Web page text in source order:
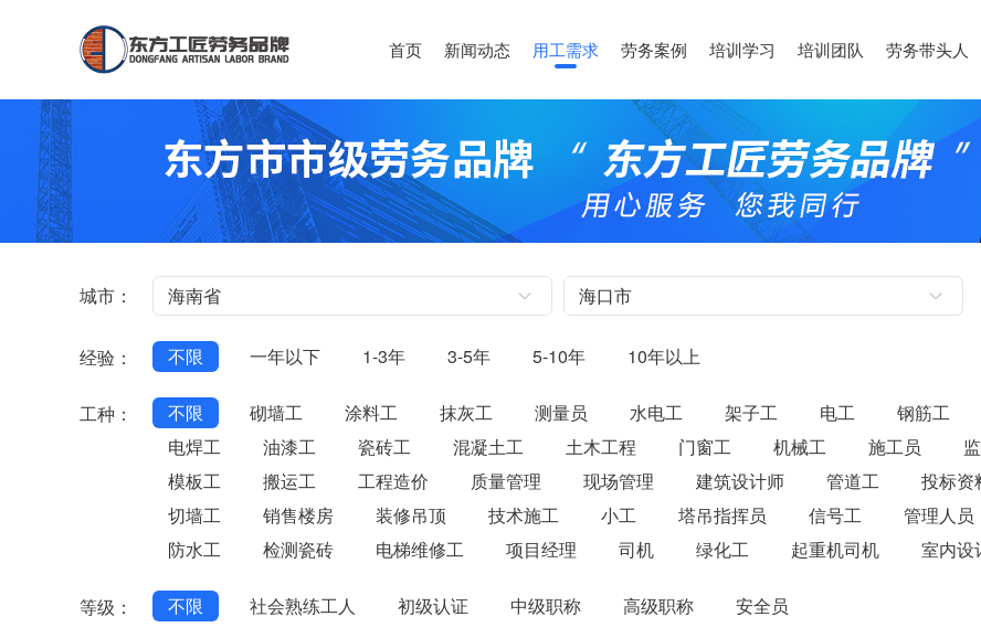
首页 新闻动态 用工需求 劳务案例 培训学习 培训团队 劳务带头人
城市：
经验： 不限 一年以下 1-3年 3-5年 5-10年 10年以上
工种： 不限 砌墙工 涂料工 抹灰工 测量员 水电工 架子工 电工 钢筋工
电焊工
油漆工 瓷砖工 混凝土工 土木工程 门窗工 机械工 施工员
模板工
搬运工 工程造价 质量管理 现场管理 建筑设计师 管道工 投标资
切墙工
销售楼房 装修吊顶 技术施工 小工 塔吊指挥员 信号工 管理人员
防水工
检测瓷砖 电梯维修工 项目经理 司机 绿化工 起重机司机 室内设
等级： 不限 社会熟练工人 初级认证 中级职称 高级职称 安全员